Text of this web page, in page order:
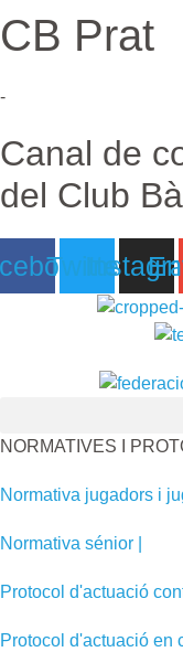
Ir
al
CB Prat
-
Canal de
del Club
Twitter
NORMATIVES I
Normativa jugadors i
Normativa sénior |
Protocol d'actuació
Protocol d'actuació en